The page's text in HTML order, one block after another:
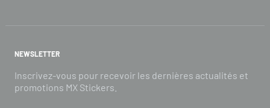
NEWSLETTER
Inscrivez-vous pour recevoir les dernières actualités et
promotions MX Stickers.